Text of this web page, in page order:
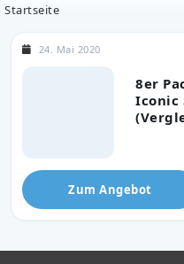
Startseite
8er
Iconic
24. Mai 2020
Zum Angebot